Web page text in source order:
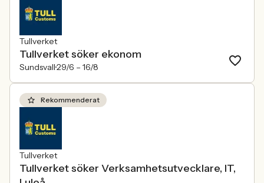
Tullverket
Tullverket söker ekonom
Sundsvall29/6 – 16/8
Rekommenderat
Tullverket
Tullverket söker Verksamhetsutvecklare, IT,